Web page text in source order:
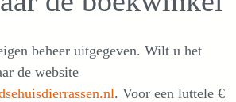
beheer uitgegeven. Wilt u het
de website
. Voor een luttele €